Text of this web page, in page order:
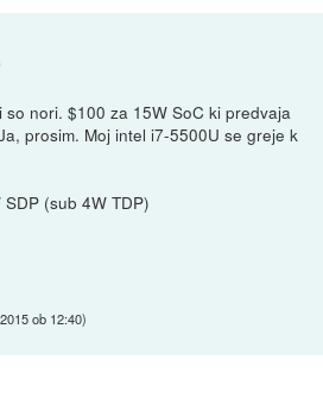
so nori. $100 za 15W SoC ki predvaja
prosim. Moj intel i7-5500U se greje k
(sub 4W TDP)
ob 12:40)